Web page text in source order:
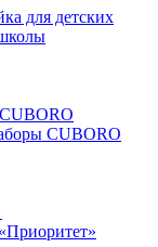
для детских
CUBORO